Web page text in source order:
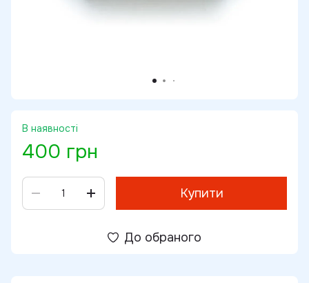
В наявності
400 грн
Купити
До обраного